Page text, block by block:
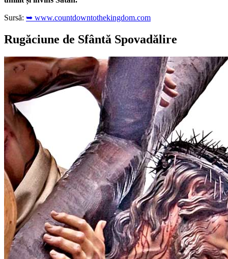
Sursă: ➥ www.countdowntothekingdom.com
Rugăciune de Sfântă Spovadălire